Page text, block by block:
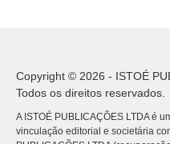
Copyright © 2026 - ISTOÉ
Todos os direitos reservados.
A ISTOÉ PUBLICAÇÕES LTDA é
vinculação editorial e societária